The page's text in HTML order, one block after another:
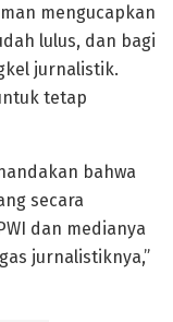
mengucapkan
lulus, dan bagi
jurnalistik.
tetap
bahwa
secara
dan medianya
jurnalistiknya,”